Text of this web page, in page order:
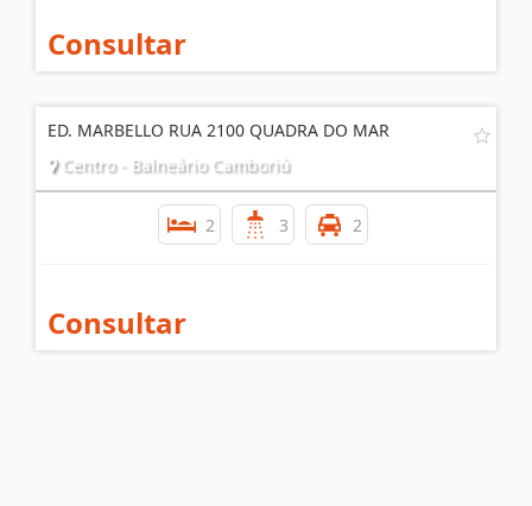
Consultar
ED. MARBELLO RUA 2100 QUADRA DO MAR
Centro - Balneário Camboriú
2 3 2
Consultar